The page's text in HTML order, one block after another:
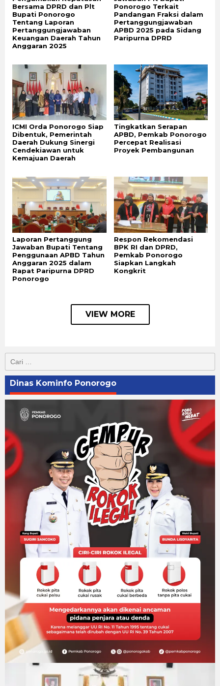
Bersama DPRD dan Plt
Bupati Ponorogo
Tentang Laporan
Pertanggungjawaban
Keuangan Daerah Tahun
Anggaran 2025
Ponorogo Terkait
Pandangan Fraksi dalam
Pertanggungjawaban
APBD 2025 pada Sidang
Paripurna DPRD
ICMI Orda Ponorogo Siap
Dibentuk, Pemerintah
Daerah Dukung Sinergi
Cendekiawan untuk
Kemajuan Daerah
Tingkatkan Serapan
APBD, Pemkab Ponorogo
Percepat Realisasi
Proyek Pembangunan
Laporan Pertanggung
Jawaban Bupati Tentang
Penggunaan APBD Tahun
Anggaran 2025 dalam
Rapat Paripurna DPRD
Ponorogo
Respon Rekomendasi
BPK RI dan DPRD,
Pemkab Ponorogo
Siapkan Langkah
Kongkrit
VIEW MORE
untuk:
Dinas Kominfo Ponorogo